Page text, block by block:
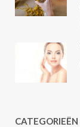
CATEGORIEËN